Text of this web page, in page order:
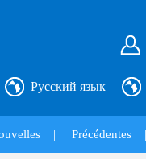
Русский язык
| Précédentes |